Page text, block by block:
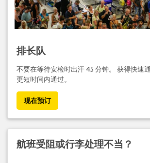
排长队
不要在等待安检时出汗 45 分钟。 获得快速
更短时间内通过。
现在预订
航班受阻或行李处理不当？